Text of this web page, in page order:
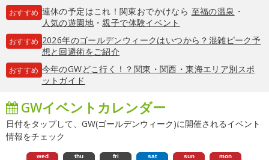
おすすめ 連休の予定はこれ！関東おでかけなら 至福の温泉 ・
人気の遊園地・親子で体験イベント
おすすめ 2026年のゴールデンウィークはいつから？混雑ピーク予
想と回避術をご紹介
おすすめ 今年のGWどこ行く！？関東・関西・東海エリア別スポ
ットガイド
GWイベントカレンダー
日付をタップして、GW(ゴールデンウィーク)に開催されるイベント
情報をチェック
wed thu fri sat sun mon